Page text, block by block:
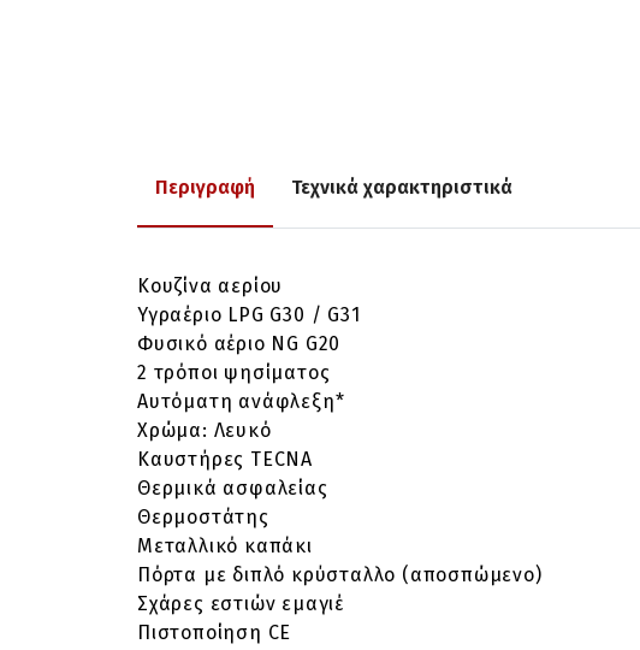
Περιγραφή Τεχνικά χαρακτηριστικά
Κουζίνα αερίου
Υγραέριο LPG G30 / G31
Φυσικό αέριο NG G20
2 τρόποι ψησίματος
Αυτόματη ανάφλεξη*
Χρώμα: Λευκό
Καυστήρες TECNA
Θερμικά ασφαλείας
Θερμοστάτης
Μεταλλικό καπάκι
Πόρτα με διπλό κρύσταλλο (αποσπώμενο)
Σχάρες εστιών εμαγιέ
Πιστοποίηση CE